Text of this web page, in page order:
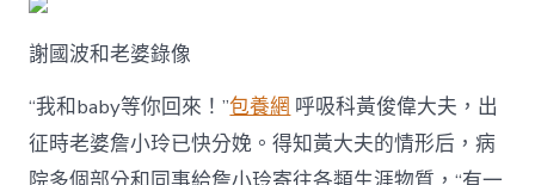
謝國波和老婆錄像
“我和baby等你回來！”包養網 呼吸科黃俊偉大夫，出
征時老婆詹小玲已快分娩。得知黃大夫的情形后，病